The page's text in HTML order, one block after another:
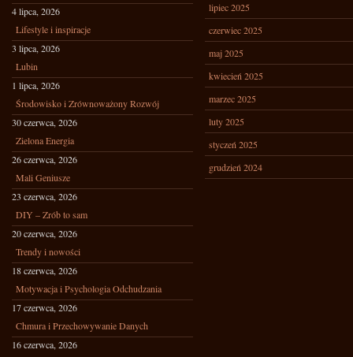
4 lipca, 2026
Lifestyle i inspiracje
3 lipca, 2026
Lubin
1 lipca, 2026
Środowisko i Zrównoważony Rozwój
30 czerwca, 2026
Zielona Energia
26 czerwca, 2026
Mali Geniusze
23 czerwca, 2026
DIY – Zrób to sam
20 czerwca, 2026
Trendy i nowości
18 czerwca, 2026
Motywacja i Psychologia Odchudzania
17 czerwca, 2026
Chmura i Przechowywanie Danych
16 czerwca, 2026
lipiec 2025
czerwiec 2025
maj 2025
kwiecień 2025
marzec 2025
luty 2025
styczeń 2025
grudzień 2024